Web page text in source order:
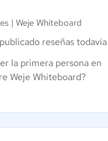
| Weje Whiteboard
reseñas todavía
la primera persona en
Weje Whiteboard?